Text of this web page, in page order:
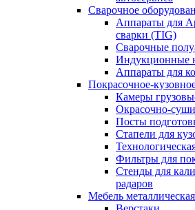
Сварочное
Аппараты для
сварки (TIG)
Сварочные
Индукционные
Аппараты для
Покрасочное-
Камеры
Окрасочно-
Посты
Стапели для
Фильтры для
Стенды для
радаров
Мебель